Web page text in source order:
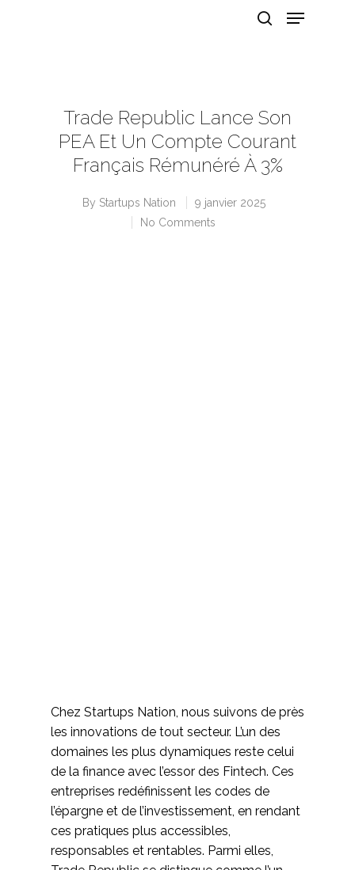
Trade Republic Lance Son
PEA Et Un Compte Courant
Français Rémunéré À 3%
By Startups Nation
9 janvier 2025
No Comments
Chez Startups Nation, nous suivons de près
les innovations de tout secteur. L’un des
domaines les plus dynamiques reste celui
de la finance avec l’essor des Fintech. Ces
entreprises redéfinissent les codes de
l’épargne et de l’investissement, en rendant
ces pratiques plus accessibles,
responsables et rentables. Parmi elles,